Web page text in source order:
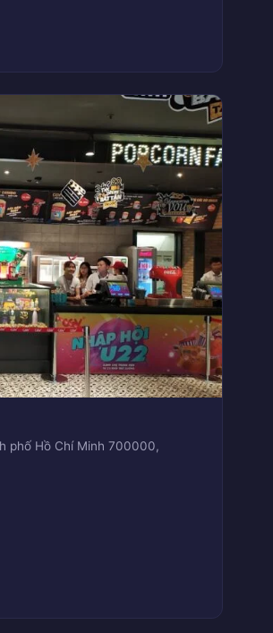
phố Hồ Chí Minh 700000,